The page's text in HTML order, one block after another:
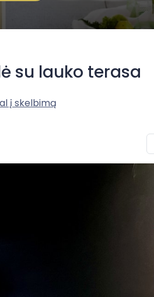
su lauko terasa
į skelbimą